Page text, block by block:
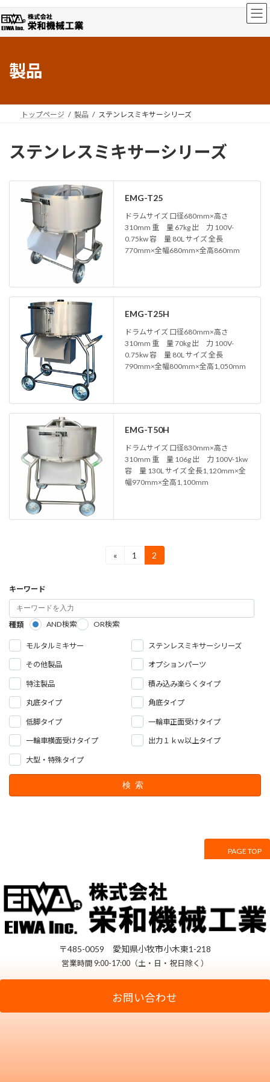
コ
ン
テ
ッ
ナ
ビ
ゲ
移
製品
トップページ 製品 ステンレスミキサーシリーズ
ステンレスミキサーシリーズ
EMG-T25
ドラムサイズ 口径680mm×高さ
310mm 重 量 67kg 出 力 100V-
0.75kw 容 量 80L サイズ 全長
770mm×全幅680mm×全高860mm
EMG-T25H
ドラムサイズ 口径680mm×高さ
310mm 重 量 70kg 出 力 100V-
0.75kw 容 量 80L サイズ 全長
790mm×全幅800mm×全高1,050mm
EMG-T50H
ドラムサイズ 口径830mm×高さ
310mm 重 量 106g 出 力 100V-1kw
容 量 130L サイズ 全長1,120mm×全
幅970mm×全高1,100mm
の
ペ
ー
ジ
送
り
«
固
1
固
定
2
キーワード
種類 AND検索 OR検索
モルタルミキサー ステンレスミキサーシリーズ
その他製品 オプションパーツ
特注製品 積み込み楽らくタイプ
丸底タイプ 角底タイプ
低脚タイプ 一輪車正面受けタイプ
一輪車横面受けタイプ 出力１ｋｗ以上タイプ
大型・特殊タイプ
検索
PAGE TOP
〒485-0059 愛知県小牧市小木東1-218
営業時間 9:00-17:00（土・日・祝日除く）
お問い合わせ